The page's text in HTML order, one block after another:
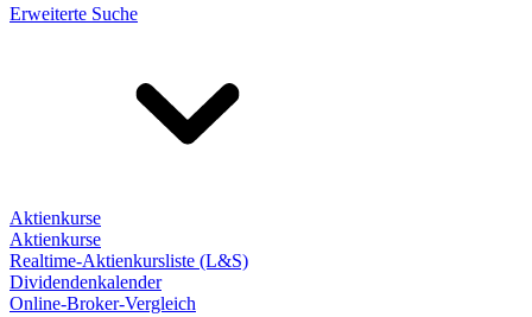
Erweiterte Suche
Aktienkurse
Aktienkurse
Realtime-Aktienkursliste (L&S)
Dividendenkalender
Online-Broker-Vergleich